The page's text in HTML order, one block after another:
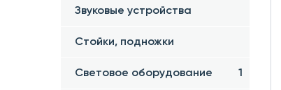
Звуковые устройства
Стойки, подножки
Световое оборудование 1